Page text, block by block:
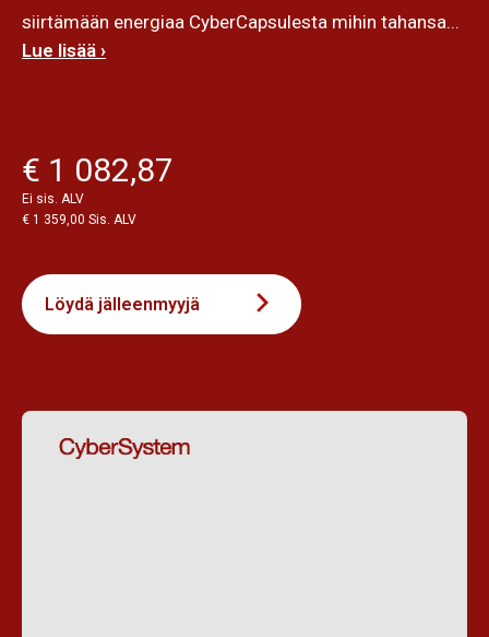
siirtämään energiaa CyberCapsulesta mihin tahansa...
Lue lisää ›
€ 1 082,87
Ei sis. ALV
€ 1 359,00 Sis. ALV
Löydä jälleenmyyjä